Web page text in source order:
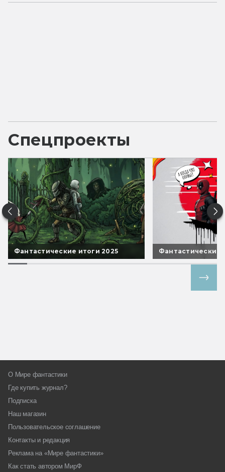
Спецпроекты
Фантастические итоги 2025 Фантастические
О Мире фантастики
Где купить журнал?
Подписка
Наш магазин
Пользовательское соглашение
Контакты и редакция
Реклама на «Мире фантастики»
Как стать автором МирФ